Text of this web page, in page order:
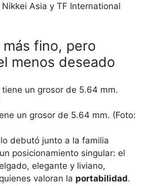
Asia y TF International
más fino, pero
menos deseado
un grosor de 5.64 mm. (Foto:
debutó junto a la familia
posicionamiento singular: el
elegante y liviano,
valoran la portabilidad.